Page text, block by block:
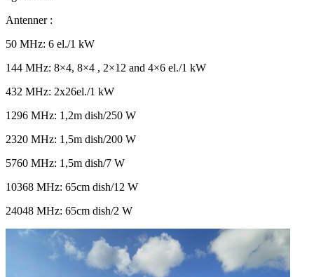
Antenner :
50 MHz: 6 el./1 kW
144 MHz: 8×4, 8×4 , 2×12 and 4×6 el./1 kW
432 MHz: 2x26el./1 kW
1296 MHz: 1,2m dish/250 W
2320 MHz: 1,5m dish/200 W
5760 MHz: 1,5m dish/7 W
10368 MHz: 65cm dish/12 W
24048 MHz: 65cm dish/2 W